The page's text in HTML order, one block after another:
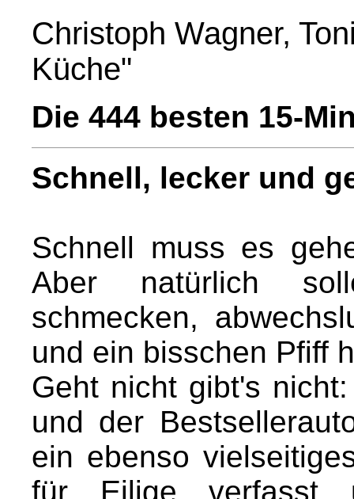
Christoph Wagner,
Küche"
Die 444 besten 15-
Schnell, lecker und
Schnell muss es
Aber natürlich
schmecken,
und ein bisschen Pfiff
Geht nicht gibt's
und der
ein ebenso
für Eilige